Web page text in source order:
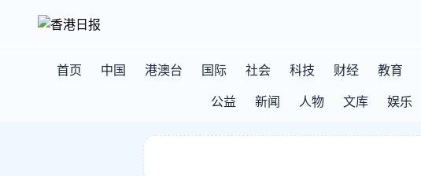
首页 中国 港澳台 国际 社会 科技 财经 教育
公益
新闻 人物 文库 娱乐